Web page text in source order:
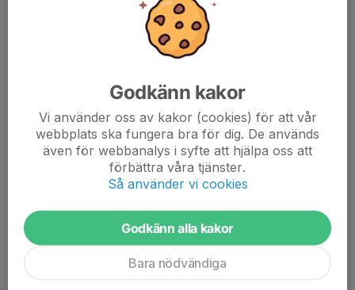
Häst, valack, född 2010 Ägare: Linda Martinsson
Neo (SWB)
Godkänn kakor
Vi använder oss av kakor (cookies) för att vår
webbplats ska fungera bra för dig. De används
även för webbanalys i syfte att hjälpa oss att
förbättra våra tjänster.
Så använder vi cookies
Godkänn alla kakor
Bara nödvändiga